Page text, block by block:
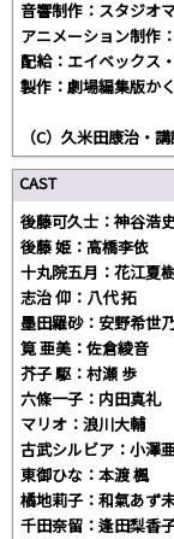
音響制作：スタジオ
アニメーション制作
配給：エイベックス
製作：劇場編集版か
（C）久米田康治・
CAST
後藤可久士：神谷浩
後藤 姫：高橋李依
十丸院五月：花江夏
志治 仰：八代 拓
墨田羅砂：安野希世
筧 亜美：佐倉綾音
芥子 駆：村瀬 歩
六條一子：内田真礼
マリオ：浪川大輔
古武シルビア：小澤
東御ひな：本渡 楓
橘地莉子：和氣あず
千田奈留：逢田梨香